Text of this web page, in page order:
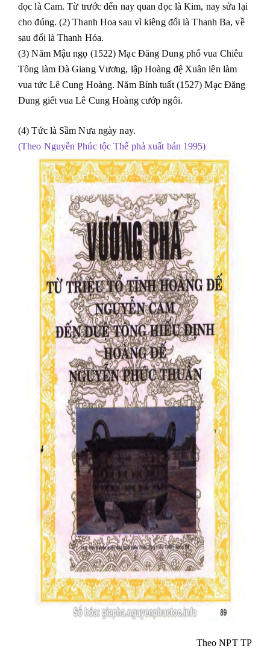
đọc là Cam. Từ trước đến nay quan đọc là Kim, nay sửa lại
cho đúng. (2) Thanh Hoa sau vì kiêng đổi là Thanh Ba, về
sau đổi là Thanh Hóa.
(3) Năm Mậu ngọ (1522) Mạc Đăng Dung phố vua Chiêu
Tông làm Đà Giang Vương, lập Hoàng đệ Xuân lên làm
vua tức Lê Cung Hoàng. Năm Bính tuất (1527) Mạc Đăng
Dung giết vua Lê Cung Hoàng cướp ngôi.
(4) Tức là Sầm Nưa ngày nay.
(Theo Nguyễn Phúc tộc Thế phả xuất bản 1995)
Theo NPT TP